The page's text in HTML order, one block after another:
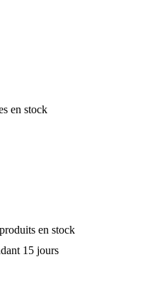
en stock
en stock
15 jours